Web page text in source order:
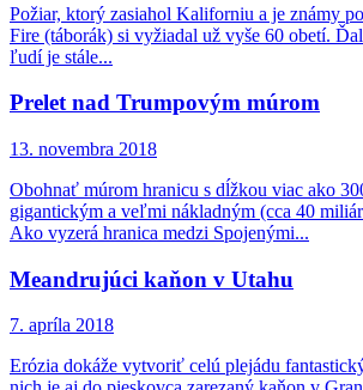
Požiar, ktorý zasiahol Kaliforniu a je známy
Fire (táborák) si vyžiadal už vyše 60 obetí.
ľudí je stále...
Prelet nad Trumpovým múrom
13. novembra 2018
Obohnať múrom hranicu s dĺžkou viac ako
gigantickým a veľmi nákladným (cca 40
Ako vyzerá hranica medzi Spojenými...
Meandrujúci kaňon v Utahu
7. apríla 2018
Erózia dokáže vytvoriť celú plejádu